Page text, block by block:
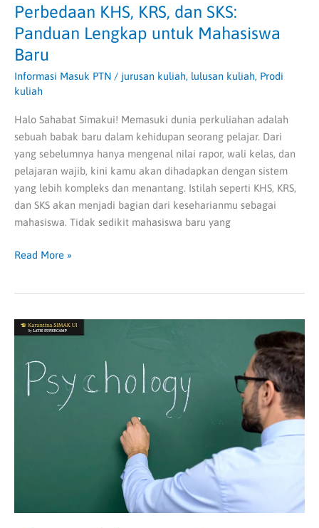
Perbedaan KHS, KRS, dan SKS:
Panduan Lengkap untuk Mahasiswa
Baru
Informasi Masuk PTN / jurusan kuliah, lulusan kuliah, Prodi
kuliah
Halo Sahabat Simakui! Memasuki dunia perkuliahan adalah
sebuah babak baru dalam kehidupan seorang pelajar. Dari
yang sebelumnya hanya mengenal nilai rapor, wali kelas, dan
pelajaran wajib, kini kamu akan dihadapkan dengan sistem
yang lebih kompleks dan menantang. Istilah seperti KHS, KRS,
dan SKS akan menjadi bagian dari keseharianmu sebagai
mahasiswa. Tidak sedikit mahasiswa baru yang
Read More »
Lulusan
Bisa
Jadi
Apa
Gajinya!